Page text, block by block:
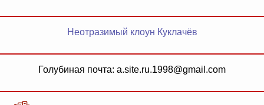
Неотразимый клоун Куклачёв
Голубиная почта: a.site.ru.1998@gmail.com